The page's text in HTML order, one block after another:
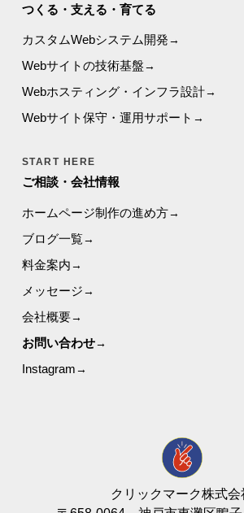
つくる・支える・育てる
カスタムWebシステム開発
Webサイトの技術基盤
Webホスティング・インフラ設計
Webサイト保守・運用サポート
START HERE
ご相談・会社情報
ホームページ制作の進め方
ブログ一覧
料金案内
メッセージ
会社概要
お問い合わせ
Instagram
(opens
クリックマーク株式会